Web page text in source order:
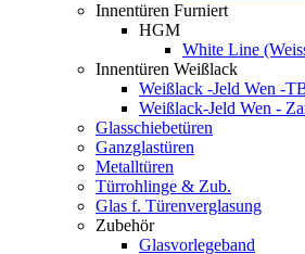
Innentüren Furniert
HGM
White Line
Innentüren Weißlack
Weißlack -Jeld Wen -
Weißlack-Jeld Wen -
Glasschiebetüren
Ganzglastüren
Metalltüren
Türrohlinge & Zub.
Glas f. Türenverglasung
Zubehör
Glasvorlegeband